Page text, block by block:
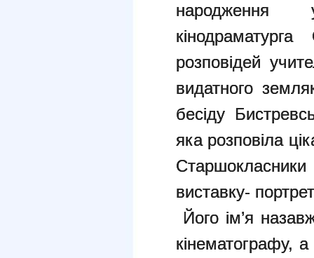
народження
розповідей
видатного
бесіду
яка розповіла
виставку-
Його ім’я
кінематографу,